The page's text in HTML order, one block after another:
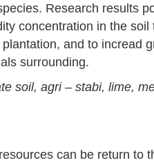
Research results
concentration in the soil
plantation, and to incread
surrounding.
soil, agri – stabi, lime,
can be return to